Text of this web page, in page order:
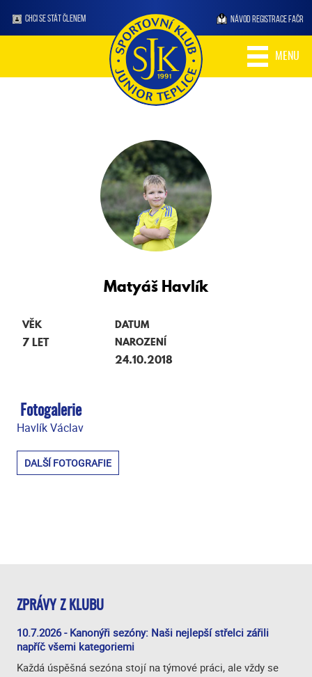
CHCI SE STÁT ČLENEM NÁVOD REGISTRACE FAČR
MENU
MatyášHavlík
VĚK
7 LET
DATUM
NAROZENÍ
24.10.2018
Fotogalerie
Havlík Václav
DALŠÍ FOTOGRAFIE
ZPRÁVY Z KLUBU
10.7.2026 - Kanonýři sezóny: Naši nejlepší střelci zářili
napříč všemi kategoriemi
Každá úspěšná sezóna stojí na týmové práci, ale vždy se